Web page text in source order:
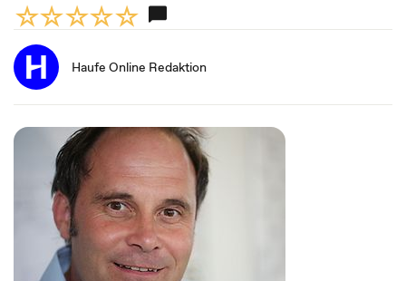
Haufe Online Redaktion